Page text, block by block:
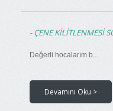
ÇENE KİLİTLENMESİ
Değerli hocalarım b...
Devamını Oku >